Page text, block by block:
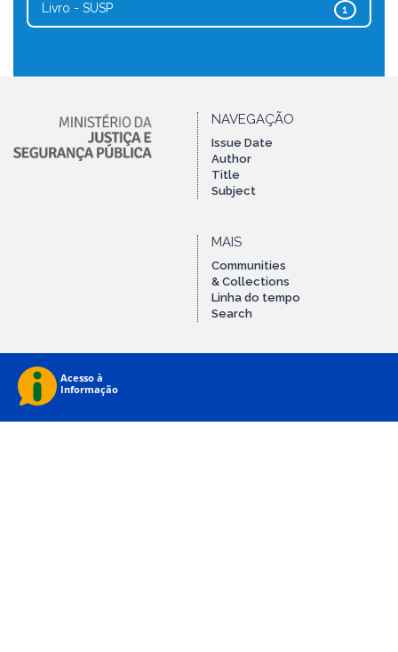
1
Livro - SUSP
NAVEGAÇÃO
Issue Date
Author
Title
Subject
MAIS
Communities
& Collections
Linha do tempo
Search